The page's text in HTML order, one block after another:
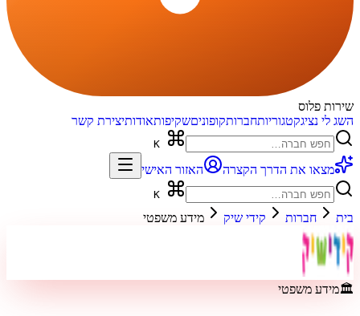
שירות פלוס
השג לי נציגקטגוריותחברותקופוניםשקיפותאודותיצירת קשר
מצאו את הדרך הקצרה האזור האישי
בית חברות קידי שיק מידע משפטי
🏛️מידע משפטי